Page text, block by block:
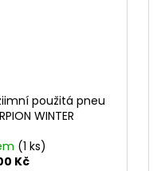
použitá pneu
WINTER
(1 ks)
Kč